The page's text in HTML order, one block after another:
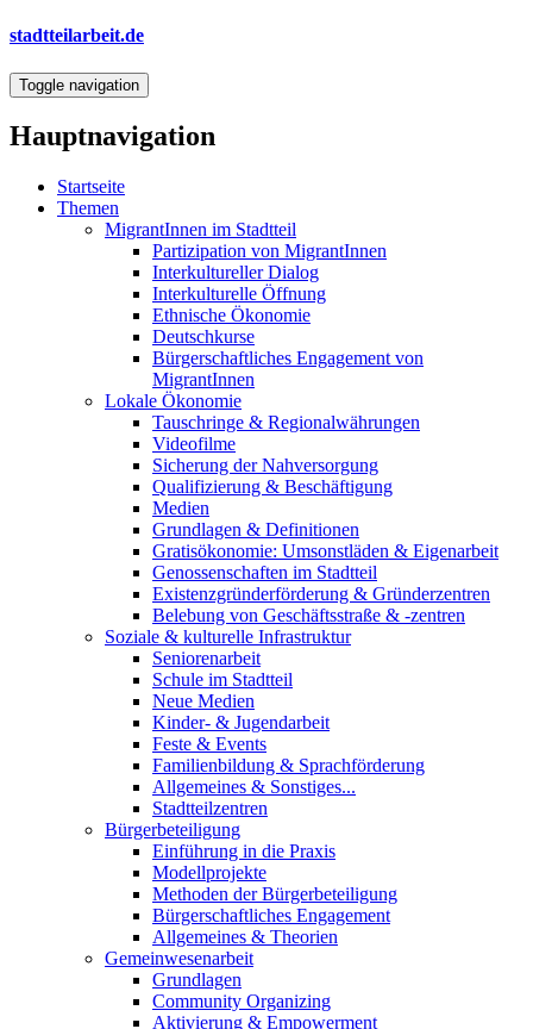
Direkt
Inhalt
stadtteilarbeit.de
Toggle navigation
Hauptnavigation
Startseite
Themen
MigrantInnen im Stadtteil
Partizipation von MigrantInnen
Interkultureller Dialog
Interkulturelle Öffnung
Ethnische Ökonomie
Deutschkurse
Bürgerschaftliches Engagement von
MigrantInnen
Lokale Ökonomie
Tauschringe & Regionalwährungen
Videofilme
Sicherung der Nahversorgung
Qualifizierung & Beschäftigung
Medien
Grundlagen & Definitionen
Gratisökonomie: Umsonstläden & Eigenarbeit
Genossenschaften im Stadtteil
Existenzgründerförderung & Gründerzentren
Belebung von Geschäftsstraße & -zentren
Soziale & kulturelle Infrastruktur
Seniorenarbeit
Schule im Stadtteil
Neue Medien
Kinder- & Jugendarbeit
Feste & Events
Familienbildung & Sprachförderung
Allgemeines & Sonstiges...
Stadtteilzentren
Bürgerbeteiligung
Einführung in die Praxis
Modellprojekte
Methoden der Bürgerbeteiligung
Bürgerschaftliches Engagement
Allgemeines & Theorien
Gemeinwesenarbeit
Grundlagen
Community Organizing
Aktivierung & Empowerment